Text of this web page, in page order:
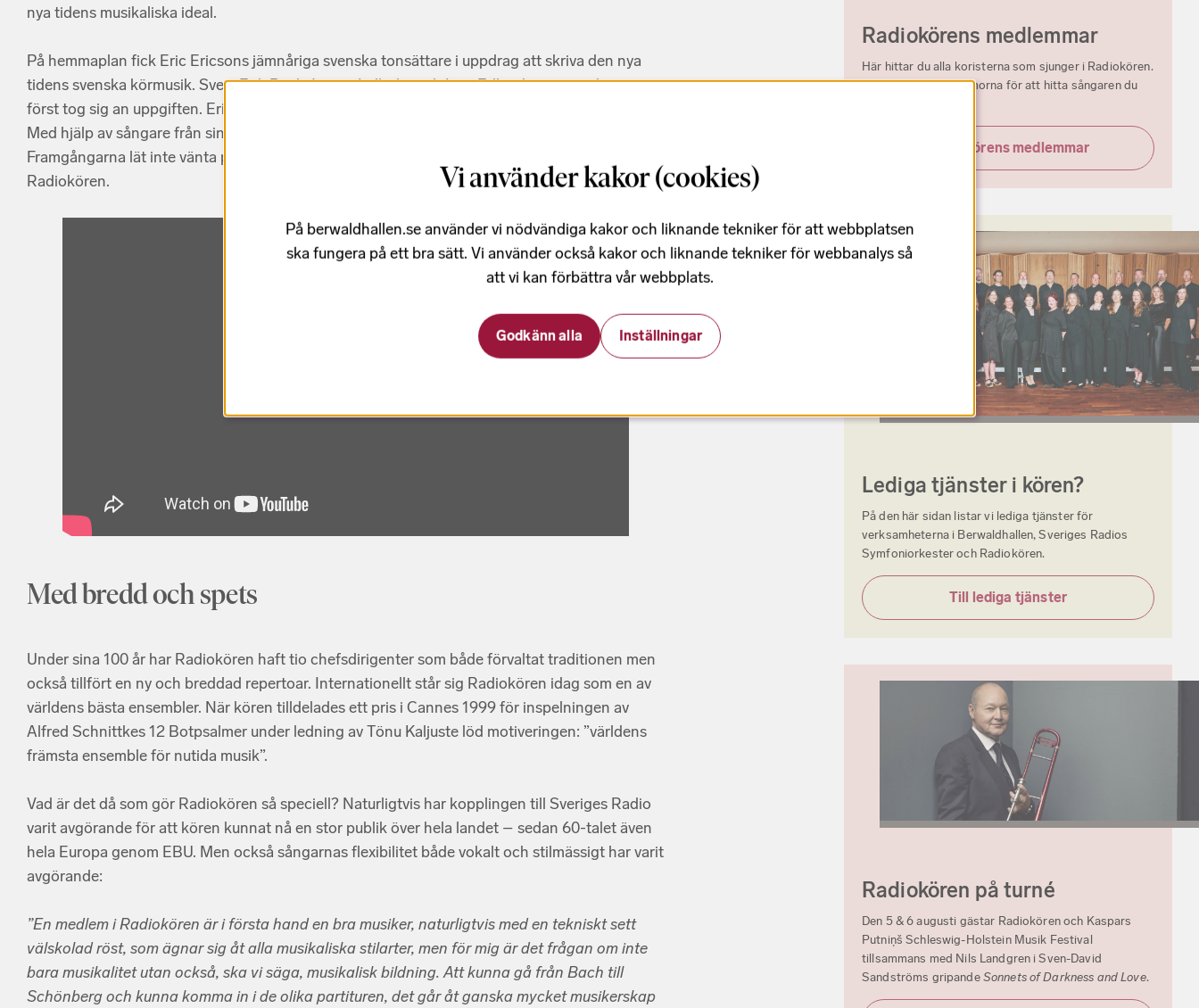
nya tidens musikaliska ideal.
På hemmaplan fick Eric Ericsons jämnåriga svenska tonsättare i uppdrag att skriva den nya
tidens svenska körmusik. Sven-Erik Bäck, Ingvar Lidholm och Lars Edlund var treav dem som
först tog sig an uppgiften. Eric Ericson övertog rollen som chefsdirigent för Radiokören 1952.
Med hjälp av sångare från sin egen kammarkör skapade han en kör med nya ideal.
Framgångarna lät inte vänta på sig: Europa och världen fick snart upp ögonen för den svenska
Radiokören.
Med bredd och spets
Under sina 100 år har Radiokören haft tio chefsdirigenter som både förvaltat traditionen men
också tillfört en ny och breddad repertoar. Internationellt står sig Radiokören idag som en av
världens bästa ensembler. När kören tilldelades ett pris i Cannes 1999 för inspelningen av
Alfred Schnittkes 12 Botpsalmer under ledning av Tönu Kaljuste löd motiveringen: ”världens
främsta ensemble för nutida musik”.
Vad är det då som gör Radiokören så speciell? Naturligtvis har kopplingen till Sveriges Radio
varit avgörande för att kören kunnat nå en stor publik över hela landet – sedan 60-talet även
hela Europa genom EBU. Men också sångarnas flexibilitet både vokalt och stilmässigt har varit
avgörande:
”En medlem i Radiokören är i första hand en bra musiker, naturligtvis med en tekniskt sett
välskolad röst, som ägnar sig åt alla musikaliska stilarter, men för mig är det frågan om inte
bara musikalitet utan också, ska vi säga, musikalisk bildning. Att kunna gå från Bach till
Schönberg och kunna komma in i de olika partituren, det går åt ganska mycket musikerskap
Radiokörens medlemmar
Här hittar du alla koristerna som sjunger i Radiokören.
Filtrera mellan stämmorna för att hitta sångaren du
Radiokörens medlemmar
Lediga tjänster i kören?
På den här sidan listar vi lediga tjänster för
verksamheterna i Berwaldhallen, Sveriges Radios
Symfoniorkester och Radiokören.
Till lediga tjänster
Radiokören på turné
Den 5 & 6 augusti gästar Radiokören och Kaspars
Putniņš Schleswig-Holstein Musik Festival
tillsammans med Nils Landgren i Sven-David
Sandströms gripandeSonnets of Darkness and Love.
Vi använder kakor (cookies)
På berwaldhallen.se använder vi nödvändiga kakor och liknande tekniker för att webbplatsen
ska fungera på ett bra sätt. Vi använder också kakor och liknande tekniker för webbanalys så
att vi kan förbättra vår webbplats.
Godkänn alla Inställningar